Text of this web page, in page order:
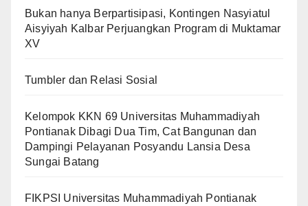
Bukan hanya Berpartisipasi, Kontingen Nasyiatul
Aisyiyah Kalbar Perjuangkan Program di Muktamar
XV
Tumbler dan Relasi Sosial
Kelompok KKN 69 Universitas Muhammadiyah
Pontianak Dibagi Dua Tim, Cat Bangunan dan
Dampingi Pelayanan Posyandu Lansia Desa
Sungai Batang
FIKPSI Universitas Muhammadiyah Pontianak